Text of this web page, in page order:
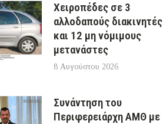
Χειροπέδες σε 3
αλλοδαπούς διακινητές
και 12 μη νόμιμους
μετανάστες
8 Αυγούστου 2026
Συνάντηση του
Περιφερειάρχη ΑΜΘ με